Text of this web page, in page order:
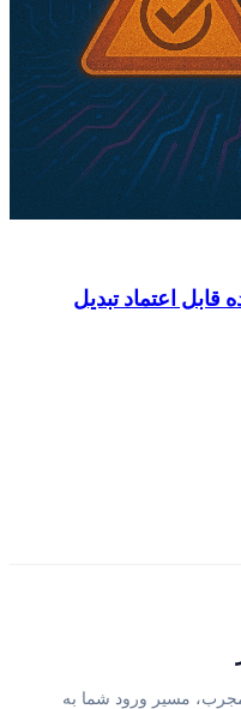
اعتماد تبدیل
مجرب، مسیر ورود شما به